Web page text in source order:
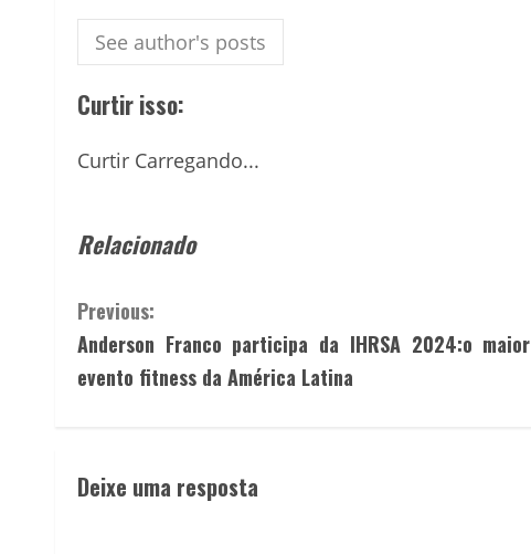
See author's posts
Curtir isso:
Curtir Carregando...
Relacionado
Continue
Reading
Previous:
Anderson Franco participa da IHRSA 2024:o maior
evento fitness da América Latina
Deixe uma resposta